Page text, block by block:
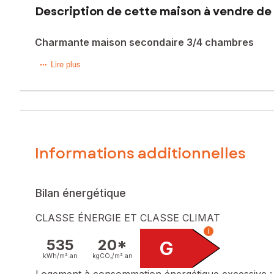
Description de cette maison à vendre de
Charmante maison secondaire 3/4 chambres
Secteur Pont L’Évêque : 20mn des plages de la Côte
environnement, au calme sans aucune nuisance ou vis à
pièces de vie qui ouvrent toutes deux vers la terrasse et
Prix de vente : 274 900 €
Honoraires charge vendeur
Contactez votre conseiller SAFTI : Maxime HORAIST, Tél.
Lire plus
Informations additionnelles
Bilan énergétique
CLASSE ÉNERGIE ET CLASSE CLIMAT
535
kWh/m². an
20*
kgCO₂/m². an G
i